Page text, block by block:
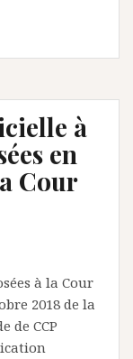
à
en
Cour
à la Cour
2018 de la
de CCP